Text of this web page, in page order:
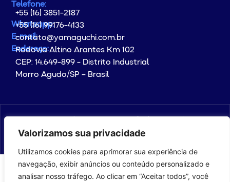
Valorizamos sua privacidade
Utilizamos cookies para aprimorar sua experiência de
navegação, exibir anúncios ou conteúdo personalizado e
analisar nosso tráfego. Ao clicar em “Aceitar todos”, você
Telefone:
+55 (16) 3851-2187
Whatsapp:
+55 (16) 99176-4133
E-mail:
contato@yamaguchi.com.br
Endereço:
Rodovia Altino Arantes Km 102
CEP: 14.649-899 - Distrito Industrial
Morro Agudo/SP – Brasil
com por com5​​